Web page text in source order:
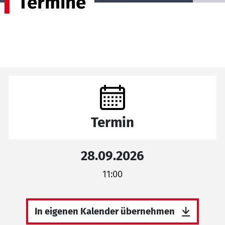
Termin
28.09.2026
11:00
In eigenen Kalender übernehmen